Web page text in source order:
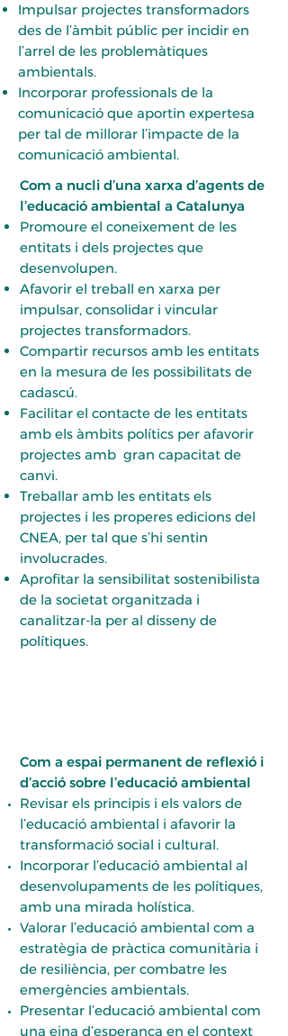
Impulsar projectes transformadors
des de l’àmbit públic per incidir en
l’arrel de les problemàtiques
ambientals.
Incorporar professionals de la
comunicació que aportin expertesa
per tal de millorar l’impacte de la
comunicació ambiental.
Com a nucli d’una xarxa d’agents de
l’educació ambiental a Catalunya
Promoure el coneixement de les
entitats i dels projectes que
desenvolupen.
Afavorir el treball en xarxa per
impulsar, consolidar i vincular
projectes transformadors.
Compartir recursos amb les entitats
en la mesura de les possibilitats de
cadascú.
Facilitar el contacte de les entitats
amb els àmbits polítics per afavorir
projectes amb gran capacitat de
canvi.
Treballar amb les entitats els
projectes i les properes edicions del
CNEA, per tal que s’hi sentin
involucrades.
Aprofitar la sensibilitat sostenibilista
de la societat organitzada i
canalitzar-la per al disseny de
polítiques.
Com a espai permanent de reflexió i
d’acció sobre l’educació ambiental
Revisar els principis i els valors de
l’educació ambiental i afavorir la
transformació social i cultural.
Incorporar l’educació ambiental al
desenvolupaments de les polítiques,
amb una mirada holística.
Valorar l’educació ambiental com a
estratègia de pràctica comunitària i
de resiliència, per combatre les
emergències ambientals.
Presentar l’educació ambiental com
una eina d’esperança en el context